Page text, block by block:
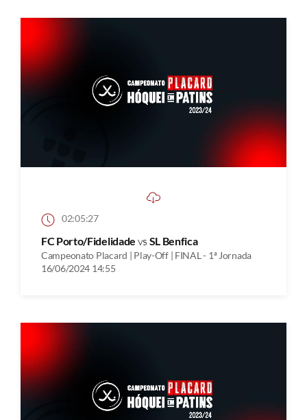
02:05:27
FC Porto/Fidelidade vs SL Benfica
Campeonato Placard | Play-Off | FINAL - 1ª Jornada
16/06/2024 14:55